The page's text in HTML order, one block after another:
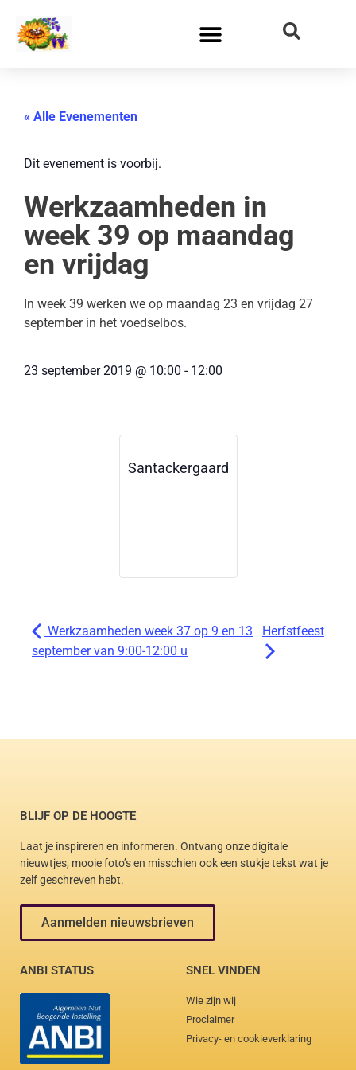
« Alle Evenementen
Dit evenement is voorbij.
Werkzaamheden in
week 39 op maandag
en vrijdag
In week 39 werken we op maandag 23 en vrijdag 27
september in het voedselbos.
23 september 2019 @ 10:00 - 12:00
Santackergaard
Werkzaamheden week 37 op 9 en 13
september van 9:00-12:00 u
Herfstfeest
BLIJF OP DE HOOGTE
Laat je inspireren en informeren. Ontvang onze digitale
nieuwtjes, mooie foto’s en misschien ook een stukje tekst wat je
zelf geschreven hebt.
Aanmelden nieuwsbrieven
ANBI STATUS SNEL VINDEN
Wie zijn wij
Proclaimer
Privacy- en cookieverklaring